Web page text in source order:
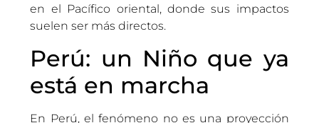
en el Pacífico oriental, donde sus impactos
suelen ser más directos.
Perú: un Niño que ya
está en marcha
En Perú, el fenómeno no es una proyección